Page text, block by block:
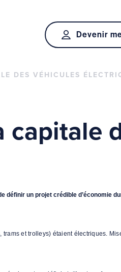
Devenir
DES VÉHICULES
capitale
définir un projet crédible d’économie
et trolleys) étaient électriques.